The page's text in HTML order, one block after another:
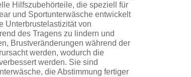
Hilfszubehörteile, die speziell für
und Sportunterwäsche entwickelt
Unterbrustelastizität von
des Tragens zu lindern und
Brustveränderungen während der
werden, wodurch die
werden. Sie sind
die Abstimmung fertiger